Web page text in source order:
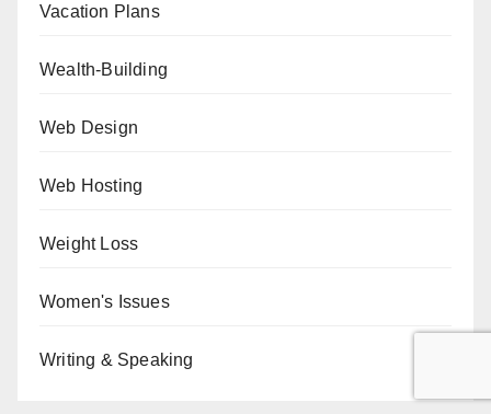
Vacation Plans
Wealth-Building
Web Design
Web Hosting
Weight Loss
Women's Issues
Writing & Speaking